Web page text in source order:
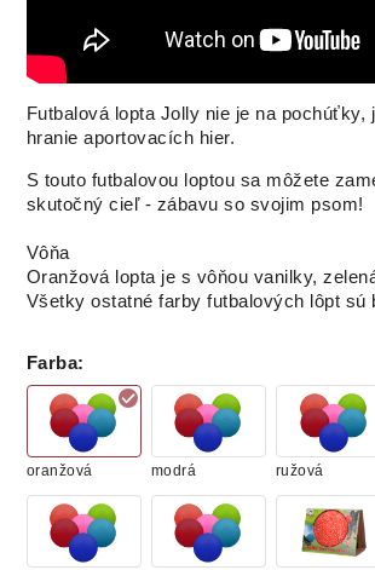
Futbalová lopta Jolly nie je na pochúťky,
hranie aportovacích hier.
S touto futbalovou loptou sa môžete
skutočný cieľ - zábavu so svojim psom!
Vôňa
Oranžová lopta je s vôňou vanilky,
Všetky ostatné farby futbalových lôpt sú
Farba:
oranžová modrá ružová